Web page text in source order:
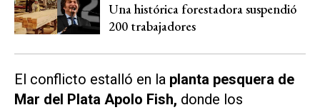
Una histórica forestadora suspendió
200 trabajadores
El conflicto estalló en la planta pesquera de
Mar del Plata Apolo Fish, donde los